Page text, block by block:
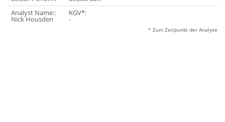
Analyst Name::
Nick Housden
KGV*:
-
* Zum Zeitpunkt der Analyse